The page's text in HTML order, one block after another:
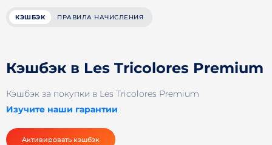
КЭШБЭК ПРАВИЛА НАЧИСЛЕНИЯ
Кэшбэк в Les Tricolores Premium
Кэшбэк за покупки в Les Tricolores Premium
Изучите наши гарантии
Активировать кэшбэк